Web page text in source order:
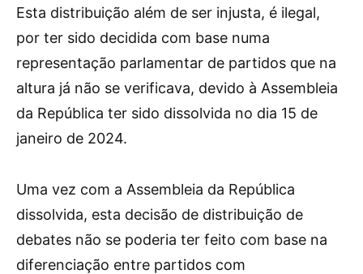
Esta distribuição além de ser injusta, é ilegal,
por ter sido decidida com base numa
representação parlamentar de partidos que na
altura já não se verificava, devido à Assembleia
da República ter sido dissolvida no dia 15 de
janeiro de 2024.
Uma vez com a Assembleia da República
dissolvida, esta decisão de distribuição de
debates não se poderia ter feito com base na
diferenciação entre partidos com